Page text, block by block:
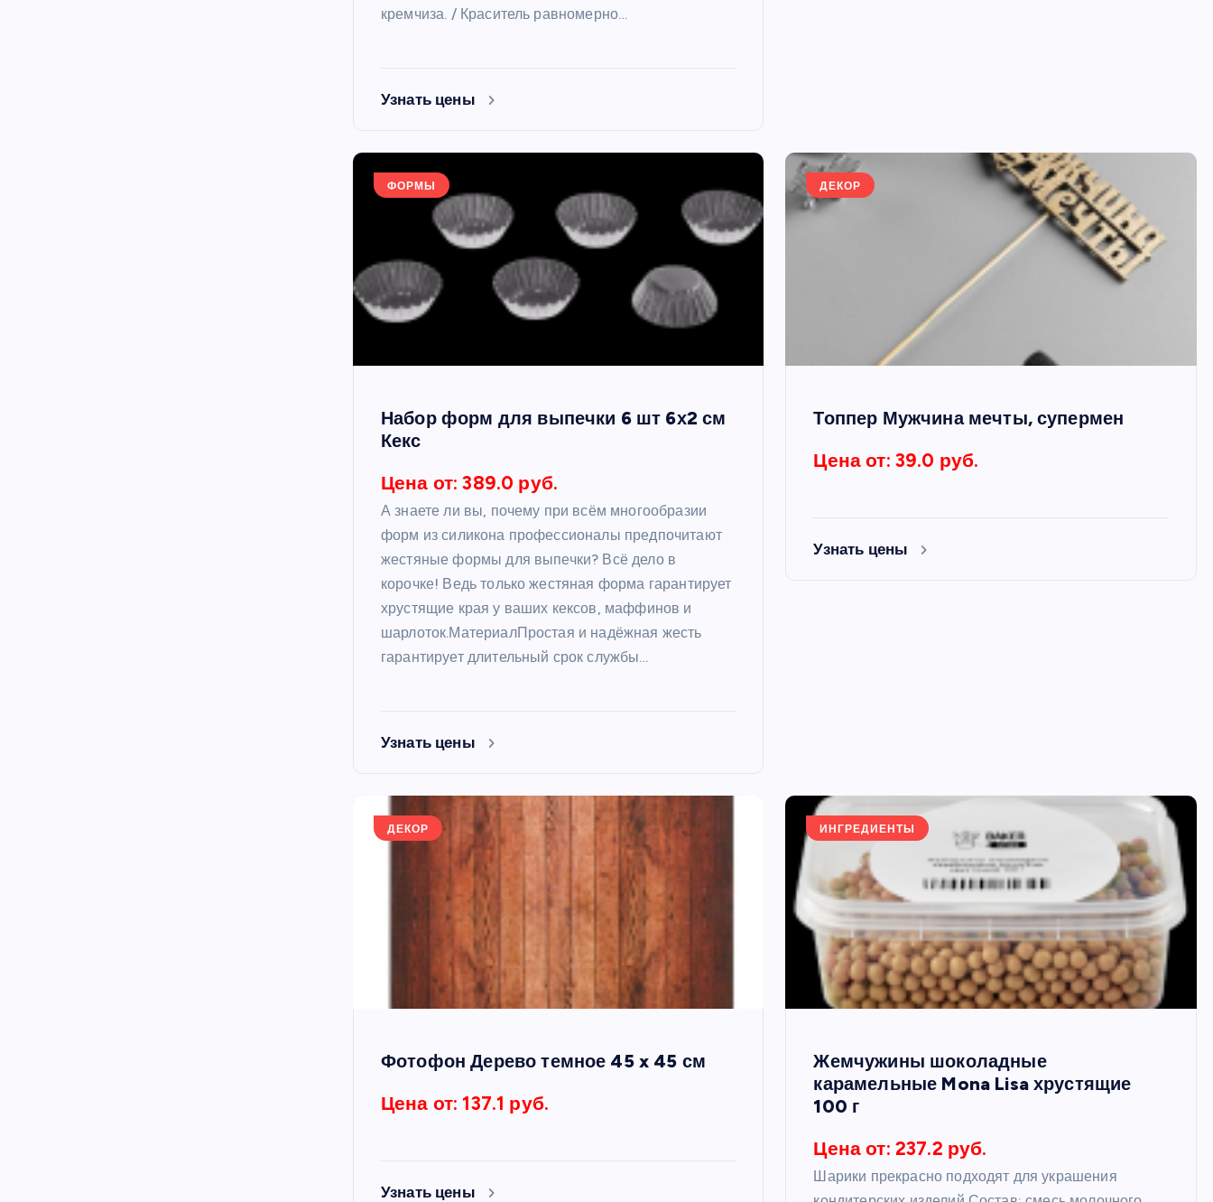
кремчиза. / Краситель равномерно…
Узнать цены
ФОРМЫ
Набор форм для выпечки 6 шт 6х2 см
Кекс
Цена от: 389.0 руб.
А знаете ли вы, почему при всём многообразии
форм из силикона профессионалы предпочитают
жестяные формы для выпечки? Всё дело в
корочке! Ведь только жестяная форма гарантирует
хрустящие края у ваших кексов, маффинов и
шарлоток.МатериалПростая и надёжная жесть
гарантирует длительный срок службы…
Узнать цены
ДЕКОР
Топпер Мужчина мечты, супермен
Цена от: 39.0 руб.
Узнать цены
ДЕКОР
Фотофон Дерево темное 45 x 45 см
Цена от: 137.1 руб.
Узнать цены
ИНГРЕДИЕНТЫ
Жемчужины шоколадные
карамельные Mona Lisa хрустящие
100 г
Цена от: 237.2 руб.
Шарики прекрасно подходят для украшения